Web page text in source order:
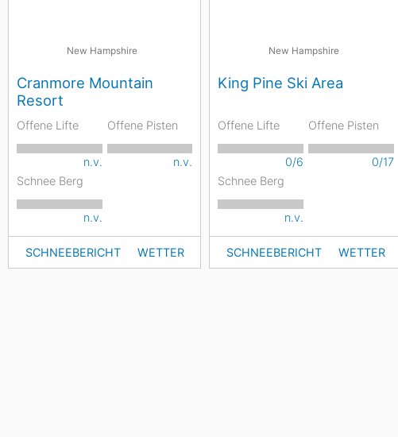
New Hampshire
Cranmore Mountain
Resort
Offene Lifte
n.v.
Offene Pisten
n.v.
Schnee Berg
n.v.
SCHNEEBERICHT WETTER
New Hampshire
King Pine Ski Area
Offene Lifte
0/6
Offene Pisten
0/17
Schnee Berg
n.v.
SCHNEEBERICHT WETTER